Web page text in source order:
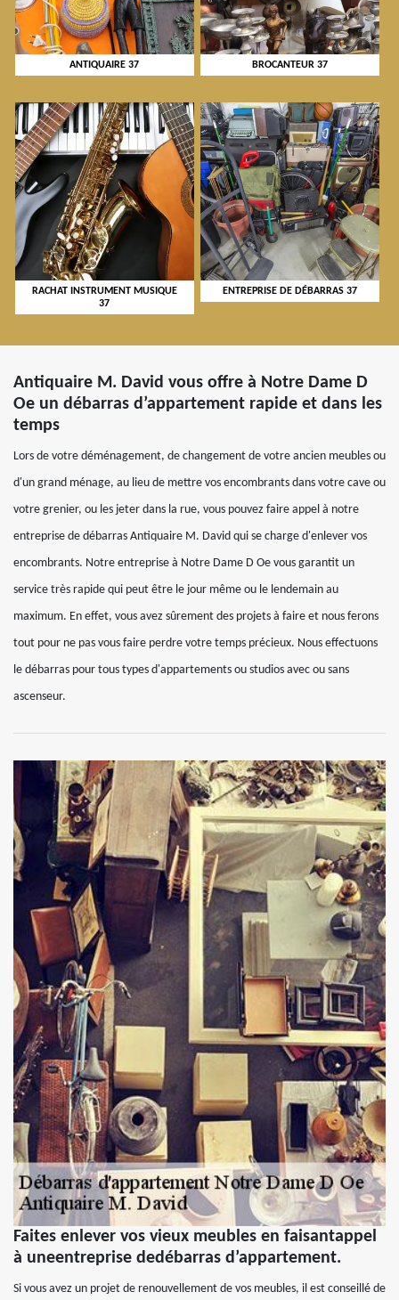
ANTIQUAIRE 37 BROCANTEUR 37
RACHAT INSTRUMENT MUSIQUE
37
ENTREPRISE DE DÉBARRAS 37
Antiquaire M. David vous offre à Notre Dame D
Oe un débarras d’appartement rapide et dans les
temps
Lors de votre déménagement, de changement de votre ancien meubles ou
d'un grand ménage, au lieu de mettre vos encombrants dans votre cave ou
votre grenier, ou les jeter dans la rue, vous pouvez faire appel à notre
entreprise de débarras Antiquaire M. David qui se charge d'enlever vos
encombrants. Notre entreprise à Notre Dame D Oe vous garantit un
service très rapide qui peut être le jour même ou le lendemain au
maximum. En effet, vous avez sûrement des projets à faire et nous ferons
tout pour ne pas vous faire perdre votre temps précieux. Nous effectuons
le débarras pour tous types d'appartements ou studios avec ou sans
ascenseur.
Faites enlever vos vieux meubles en faisantappel
à uneentreprise dedébarras d’appartement.
Si vous avez un projet de renouvellement de vos meubles, il est conseillé de